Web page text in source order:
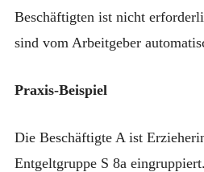
Beschäftigten ist nicht
sind vom Arbeitgeber
Praxis-Beispiel
Die Beschäftigte A ist
Entgeltgruppe S 8a